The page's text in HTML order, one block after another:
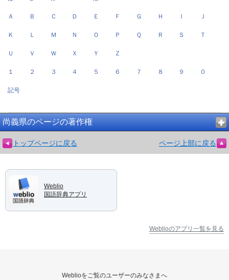
Ａ Ｂ Ｃ Ｄ Ｅ Ｆ Ｇ Ｈ Ｉ Ｊ
Ｋ Ｌ Ｍ Ｎ Ｏ Ｐ Ｑ Ｒ Ｓ Ｔ
Ｕ Ｖ Ｗ Ｘ Ｙ Ｚ
１ ２ ３ ４ ５ ６ ７ ８ ９ ０
記号
尚義県のページの著作権
トップページに戻る ページ上部に戻る
Weblio
国語辞典アプリ
Weblioのアプリ一覧を見る
Weblioをご覧のユーザーのみなさまへ